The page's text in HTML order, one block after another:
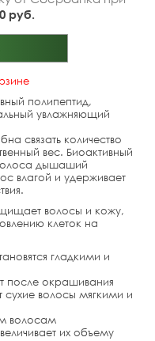
руб.
полипептид,
увлажняющий
связать количество
вес. Биоактивный
дышаший
влагой и удерживает
волосы и кожу,
клеток на
гладкими и
после окрашивания
сухие волосы мягкими и
волосам
их объему